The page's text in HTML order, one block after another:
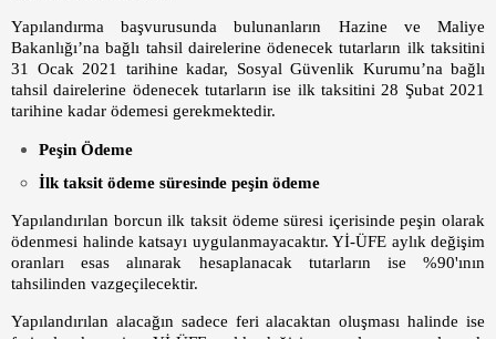
Yapılandırma başvurusunda bulunanların Hazine ve Maliye
Bakanlığı’na bağlı tahsil dairelerine ödenecek tutarların ilk taksitini
31 Ocak 2021 tarihine kadar, Sosyal Güvenlik Kurumu’na bağlı
tahsil dairelerine ödenecek tutarların ise ilk taksitini 28 Şubat 2021
tarihine kadar ödemesi gerekmektedir.
Peşin Ödeme
İlk taksit ödeme süresinde peşin ödeme
Yapılandırılan borcun ilk taksit ödeme süresi içerisinde peşin olarak
ödenmesi halinde katsayı uygulanmayacaktır. Yİ-ÜFE aylık değişim
oranları esas alınarak hesaplanacak tutarların ise %90'ının
tahsilinden vazgeçilecektir.
Yapılandırılan alacağın sadece feri alacaktan oluşması halinde ise